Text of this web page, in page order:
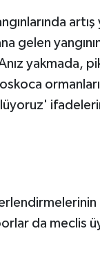
artış
gelen
yakmada,
da meclis